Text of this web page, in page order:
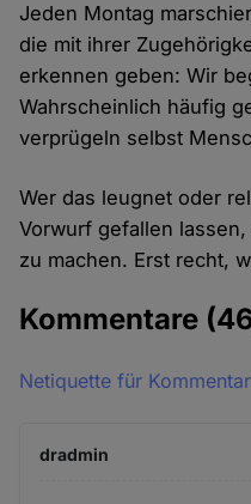
Jeden Montag
die mit ihrer
erkennen geben: Wir
Wahrscheinlich häufig
verprügeln selbst
Wer das leugnet oder
Vorwurf gefallen
zu machen. Erst recht,
Kommentare
Netiquette für
dradmin